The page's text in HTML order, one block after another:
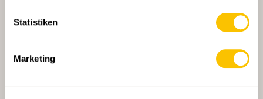
Statistiken
Marketing